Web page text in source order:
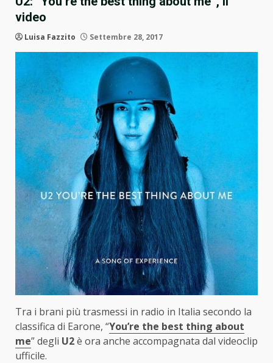
video
Luisa Fazzito Settembre 28, 2017
Tra i brani più trasmessi in radio in Italia secondo la
classifica di Earone, “You’re the best thing about
me” degli U2è ora anche accompagnata dal videoclip
ufficile.